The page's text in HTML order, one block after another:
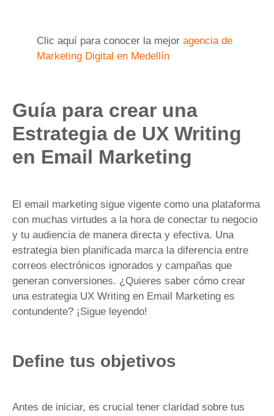
Clic aquí para conocer la mejor agencia de
Marketing Digital en Medellín
Guía para crear una
Estrategia de UX Writing
en Email Marketing
El email marketing sigue vigente como una plataforma
con muchas virtudes a la hora de conectar tu negocio
y tu audiencia de manera directa y efectiva. Una
estrategia bien planificada marca la diferencia entre
correos electrónicos ignorados y campañas que
generan conversiones. ¿Quieres saber cómo crear
una estrategia UX Writing en Email Marketing es
contundente? ¡Sigue leyendo!
Define tus objetivos
Antes de iniciar, es crucial tener claridad sobre tus